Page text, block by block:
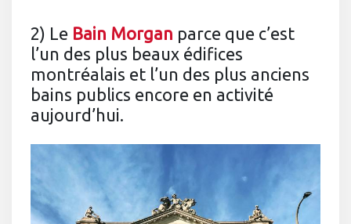
2) Le Bain Morgan parce que c’est
l’un des plus beaux édifices
montréalais et l’un des plus anciens
bains publics encore en activité
aujourd’hui.